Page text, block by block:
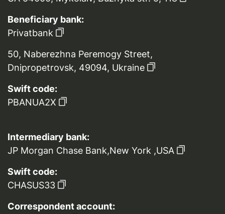
Beneficiary bank:
Privatbank
50, Naberezhna Peremogy Street,
Dnipropetrovsk, 49094, Ukraine
Swift code:
PBANUA2X
Intermediary bank:
JP Morgan Chase Bank,New York ,USA
Swift code:
CHASUS33
Correspondent account: